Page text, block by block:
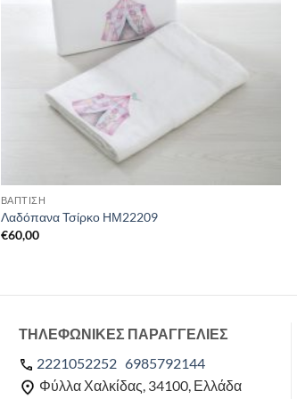
ΒΑΠΤΙΣΗ
Λαδόπανα Τσίρκο ΗΜ22209
€60,00
ΤΗΛΕΦΩΝΙΚΕΣ ΠΑΡΑΓΓΕΛΙΕΣ
2221052252 6985792144
Φύλλα Χαλκίδας, 34100, Ελλάδα